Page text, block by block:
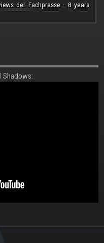
der Fachpresse· 8 years
Shadows: